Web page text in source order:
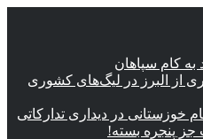
به کام سپاهان
از البرز در لیگ‌های کشوری
خوزستانی در دیداری تدارکاتی
جز پنجره بسته!